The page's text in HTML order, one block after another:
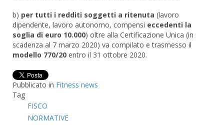
b) per tutti i redditi soggetti a ritenuta (lavoro
dipendente, lavoro autonomo, compensi eccedenti la
soglia di euro 10.000) oltre alla Certificazione Unica (in
scadenza al 7 marzo 2020) va compilato e trasmesso il
modello 770/20 entro il 31 ottobre 2020.
Pubblicato in Fitness news
Tag
FISCO
NORMATIVE